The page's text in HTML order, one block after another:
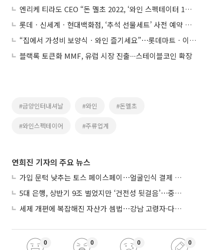
엔리케 티라도 CEO “돈 멜초 2022, ‘와인 스펙테이터 1위’ 빈티지만큼 훌륭”
롯데ㆍ신세계ㆍ현대백화점, ‘추석 선물세트’ 사전 예약 판매 시작
“집에서 가성비 보양식ㆍ와인 즐기세요”⋯롯데마트ㆍ이마트 할인 행사
블랙록 토큰화 MMF, 유럽 시장 진출∙∙∙스테이블코인 확장
#금양인터내셔날 #와인 #돈멜초
#와인스펙테이어 #주류업계
연희진 기자의 주요 뉴스
가입 문턱 낮추는 토스 페이스페이⋯얼굴인식 결제 확산 속도낸다
5대 은행, 상반기 9조 벌었지만 ‘건전성 뒷걸음’⋯중기대출 문턱 높아지나
세제 개편에 복잡해진 자산가 셈법⋯강남 고령자·다주택자 ‘자산재편 고심’
0 0 0 0